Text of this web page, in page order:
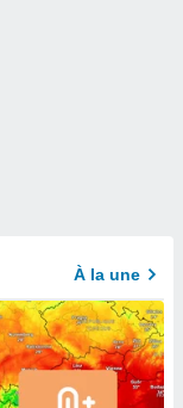
À la une